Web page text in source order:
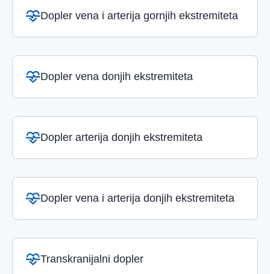
Dopler vena i arterija gornjih ekstremiteta
Dopler vena donjih ekstremiteta
Dopler arterija donjih ekstremiteta
Dopler vena i arterija donjih ekstremiteta
Transkranijalni dopler